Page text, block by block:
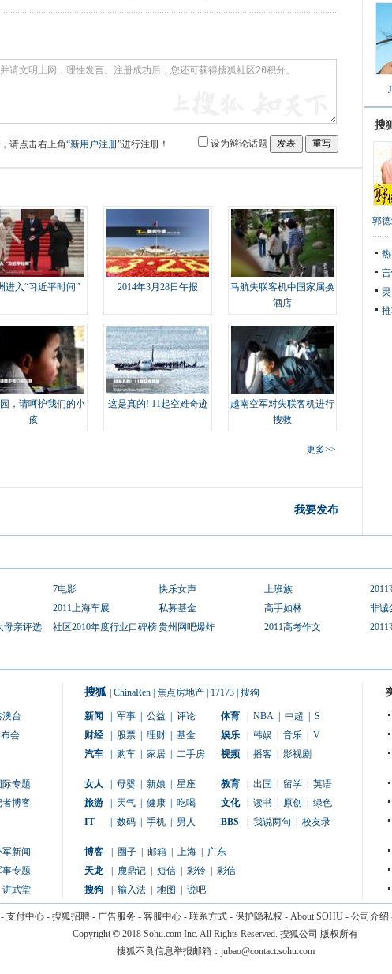
请点击右上角“新用户注册”进行注册！ 设为辩论话题
进入“习近平时间” 2014年3月28日午报
马航失联客机中国家属换
酒店
，请呵护我们的小
孩
这是真的! 11起空难奇迹
越南空军对失联客机进行
搜救
更多>>
我要发布
搜
郭
7电影 快乐女声 上班族
2011上海车展 私募基金 高手如林 非诚
母亲评选 社区2010年度行业口碑榜贵州网吧爆炸 2011高考作文 2011
澳台
会
际专题
者博客
军新闻
事专题
讲武堂
搜狐 ChinaRen 焦点房地产 17173 搜狗
新闻 军事 公益 评论 体育 NBA 中超
S
财经
股票 理财 基金 娱乐 韩娱 音乐
V
汽车
购车 家居 二手房 视频 播客 影视剧
女人 母婴 新娘 星座 教育 出国 留学
英语
旅游
天气 健康 吃喝 文化 读书 原创
绿色
IT
数码 手机 男人 BBS 我说两句 校友录
博客 圈子 邮箱 上海
广东
天龙
鹿鼎记 短信 彩铃
彩信
搜狗
输入法 地图 说吧
支付中心- 搜狐招聘- 广告服务 - 客服中心- 联系方式- 保护隐私权 - About SOHU- 公司介绍
Copyright © 2018 Sohu.com Inc. All Rights Reserved. 搜狐公司 版权所有
搜狐不良信息举报邮箱： jubao@contact.sohu.com